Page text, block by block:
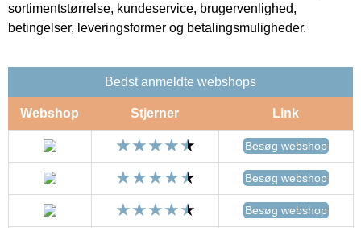
sortimentstørrelse, kundeservice, brugervenlighed,
betingelser, leveringsformer og betalingsmuligheder.
Bedst anmeldte webshops
Webshop Stjerner Link
Besøg webshop
Besøg webshop
Besøg webshop